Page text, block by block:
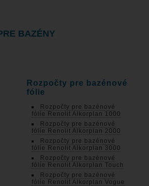
BAZÉNY
Rozpočty pre bazénové
fólie
Rozpočty pre bazénové
fólie Renolit Alkorplan 1000
Rozpočty pre bazénové
fólie Renolit Alkorplan 2000
Rozpočty pre bazénové
fólie Renolit Alkorplan 3000
Rozpočty pre bazénové
fólie Renolit Alkorplan Touch
Rozpočty pre bazénové
fólie Renolit Alkorplan Vogue